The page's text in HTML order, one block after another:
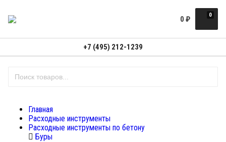
0
0 ₽
+7 (495) 212-1239
Главная
Расходные инструменты
Расходные инструменты по бетону
Буры